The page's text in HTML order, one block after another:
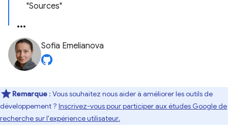
"Sources"
Sofia Emelianova
Remarque : Vous souhaitez nous aider à améliorer les outils de
développement ? Inscrivez-vous pour participer aux études Google de
recherche sur l'expérience utilisateur.